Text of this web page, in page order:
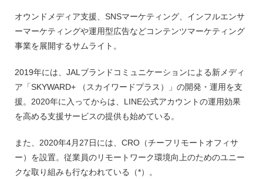
オウンドメディア支援、SNSマーケティング、インフルエンサ
ーマーケティングや運用型広告などコンテンツマーケティング
事業を展開するサムライト。
2019年には、JALブランドコミュニケーションによる新メディ
ア「SKYWARD+ （スカイワードプラス）」の開発・運用を支
援。2020年に入ってからは、LINE公式アカウントの運用効果
を高める支援サービスの提供も始めている。
また、2020年4月27日には、CRO（チーフリモートオフィサ
ー）を設置。従業員のリモートワーク環境向上のためのユニー
クな取り組みも行なわれている（*）。